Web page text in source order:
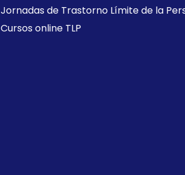
Jornadas de Trastorno Límite de la
Cursos online TLP